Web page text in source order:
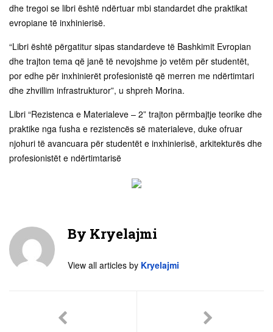
dhe tregoi se libri është ndërtuar mbi standardet dhe praktikat
evropiane të inxhinierisë.
“Libri është përgatitur sipas standardeve të Bashkimit Evropian
dhe trajton tema që janë të nevojshme jo vetëm për studentët,
por edhe për inxhinierët profesionistë që merren me ndërtimtari
dhe zhvillim infrastrukturor”, u shpreh Morina.
Libri “Rezistenca e Materialeve – 2” trajton përmbajtje teorike dhe
praktike nga fusha e rezistencës së materialeve, duke ofruar
njohuri të avancuara për studentët e inxhinierisë, arkitekturës dhe
profesionistët e ndërtimtarisë
By Kryelajmi
View all articles by Kryelajmi